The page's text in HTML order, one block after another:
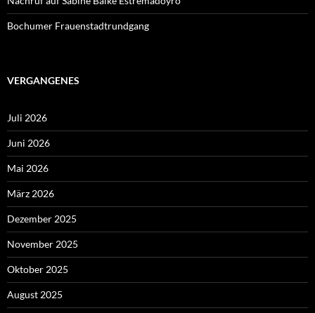
Bochumer Frauenstadtrundgang
VERGANGENES
Juli 2026
Juni 2026
Mai 2026
März 2026
Dezember 2025
November 2025
Oktober 2025
August 2025